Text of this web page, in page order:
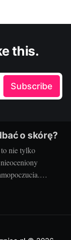
this.
Subscribe
o skórę?
nie tylko
w
przede